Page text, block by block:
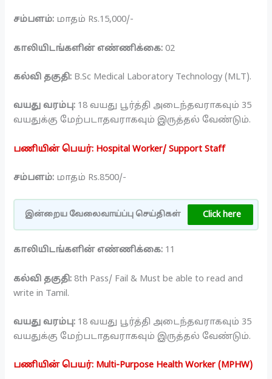
சம்பளம்: மாதம் Rs.15,000/-
காலியிடங்களின் எண்ணிக்கை: 02
கல்வி தகுதி: B.Sc Medical Laboratory Technology (MLT).
வயது வரம்பு: 18 வயது பூர்த்தி அடைந்தவராகவும் 35
வயதுக்கு மேற்படாதவராகவும் இருத்தல் வேண்டும்.
பணியின் பெயர்: Hospital Worker/ Support Staff
சம்பளம்: மாதம் Rs.8500/-
இன்றைய வேலைவாய்ப்பு செய்திகள் Click here
காலியிடங்களின் எண்ணிக்கை: 11
கல்வி தகுதி: 8th Pass/ Fail & Must be able to read and
write in Tamil.
வயது வரம்பு: 18 வயது பூர்த்தி அடைந்தவராகவும் 35
வயதுக்கு மேற்படாதவராகவும் இருத்தல் வேண்டும்.
பணியின் பெயர்: Multi-Purpose Health Worker (MPHW)